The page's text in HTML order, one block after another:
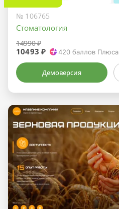
№ 106765
Стоматология
14990 ₽
10493 ₽ 420 баллов Плюса
Демоверсия